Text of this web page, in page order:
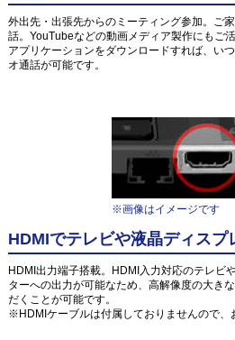
外出先・出張先からのミーティング参加。ご
話。YouTubeなどの動画メディア製作にもご
アプリケーションをダウンロードすれば、い
オ通話が可能です。
※画像はイメージです
HDMIでテレビや液晶ディスプ
HDMI出力端子搭載。HDMI入力対応のテレビ
ターへの出力が可能なため、高解像度の大き
だくことが可能です。
※HDMIケーブルは付属しておりませんので、